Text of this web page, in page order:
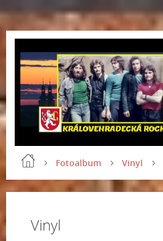
Fotoalbum Vinyl
Vinyl